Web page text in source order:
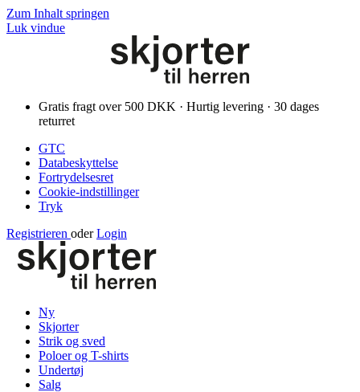
Zum Inhalt springen
Luk vindue
Gratis fragt over 500 DKK · Hurtig levering · 30 dages
returret
GTC
Databeskyttelse
Fortrydelsesret
Cookie-indstillinger
Tryk
Registrieren oder Login
Ny
Skjorter
Strik og sved
Poloer og T-shirts
Undertøj
Salg